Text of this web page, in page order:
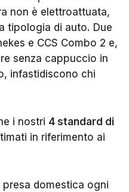
non è elettroattuata,
tipologia di auto. Due
e CCS Combo 2 e,
senza cappuccio in
infastidiscono chi
i nostri 4 standard di
in riferimento ai
domestica ogni